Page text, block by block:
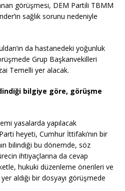
görüşmesi, DEM Partili TBMM
sağlık sorunu nedeniyle
da hastanedeki yoğunluk
Grup Başkanvekilleri
Temelli yer alacak.
bilgiye göre, görüşme
yasalarda yapılacak
heyeti, Cumhur İttifakı’nın bir
bilindiği bu dönemde, söz
ihtiyaçlarına da cevap
hukuki düzenleme önerileri ve
aldığı bir dosyayı görüşmede